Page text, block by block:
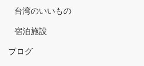
台湾のいいもの
宿泊施設
ブログ